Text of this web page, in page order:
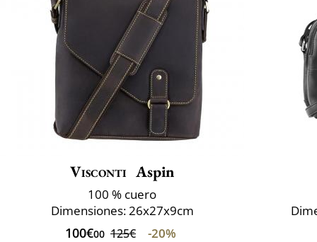
Visconti Aspin
100 % cuero
Dimensiones: 26x27x9cm
100€00 125€ -20%